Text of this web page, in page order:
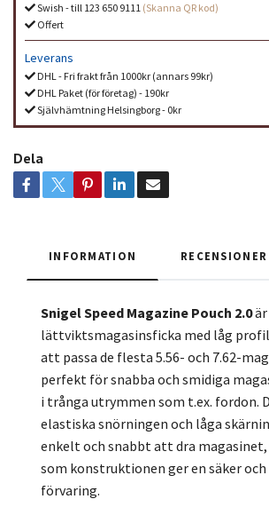
Swish - till 123 650 9111 (Skanna QR kod)
Offert
Leverans
DHL - Fri frakt från 1000kr (annars 99kr)
DHL Paket (för företag) - 190kr
Självhämtning Helsingborg - 0kr
Dela
INFORMATION RECENSIONER
Snigel Speed Magazine Pouch 2.0är
lättviktsmagasinsficka med låg
att passa de flesta 5.56- och 7.62-
perfekt för snabba och smidiga
i trånga utrymmen som t.ex. fordon.
elastiska snörningen och låga
enkelt och snabbt att dra
som konstruktionen ger en säker
förvaring.